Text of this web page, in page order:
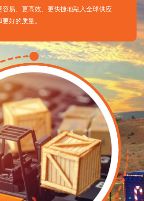
容易、更高效、更快捷地融入全球供应
好的质量。